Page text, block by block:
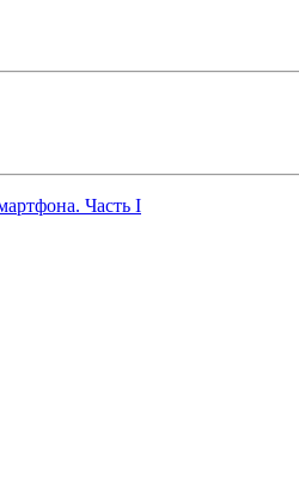
Часть I